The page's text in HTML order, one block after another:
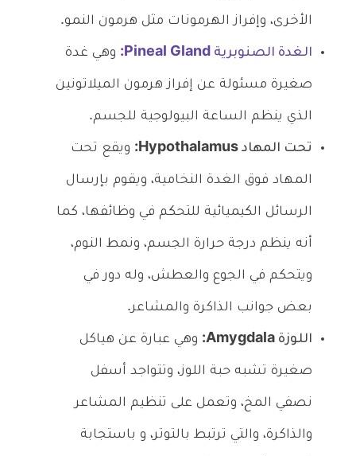
الأخرى، وإفراز الهرمونات مثل هرمون النمو.
الغدة الصنوبرية Pineal Gland: وهي غدة
صغيرة مسئولة عن إفراز هرمون الميلاتونين
الذي ينظم الساعة البيولوجية للجسم.
تحت المهاد Hypothalamus: ويقع تحت
المهاد فوق الغدة النخامية، ويقوم بإرسال
الرسائل الكيميائية للتحكم في وظائفها، كما
أنه ينظم درجة حرارة الجسم، ونمط النوم،
ويتحكم في الجوع والعطش، وله دور في
بعض جوانب الذاكرة والمشاعر.
اللوزة Amygdala: وهي عبارة عن هياكل
صغيرة تشبه حبة اللوز، وتتواجد أسفل
نصفي المخ، وتعمل على تنظيم المشاعر
والذاكرة، والتي ترتبط بالتوتر، و باستجابة